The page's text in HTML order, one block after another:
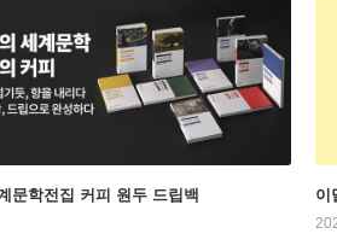
문학전집 커피 원두 드립백 이